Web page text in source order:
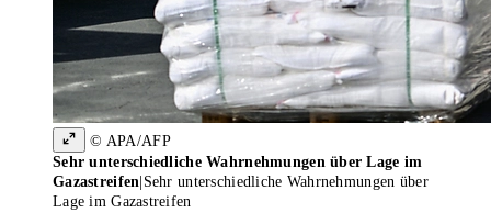
© APA/AFP
Sehr unterschiedliche Wahrnehmungen über Lage im
Gazastreifen Sehr unterschiedliche Wahrnehmungen über
Lage im Gazastreifen